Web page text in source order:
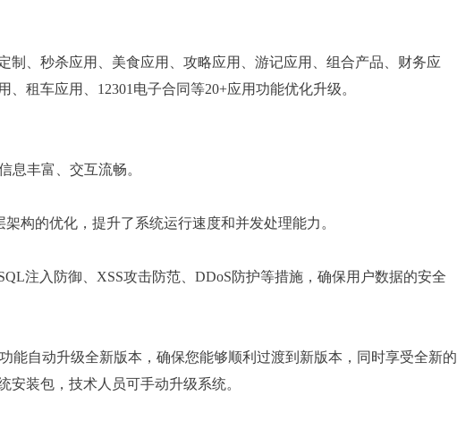
制、秒杀应用、美食应用、攻略应用、游记应用、组合产品、财务应
租车应用、12301电子合同等20+应用功能优化升级。
息丰富、交互流畅。
构的优化，提升了系统运行速度和并发处理能力。
注入防御、XSS攻击防范、DDoS防护等措施，确保用户数据的安全
能自动升级全新版本，确保您能够顺利过渡到新版本，同时享受全新的
装包，技术人员可手动升级系统。